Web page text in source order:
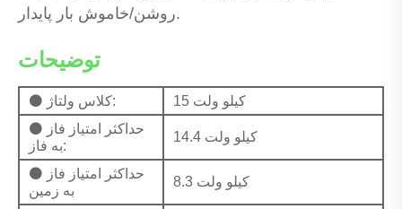
روشن/خاموش بار پایدار.
توضیحات
⚫ کلاس ولتاژ:
15 کیلو ولت
⚫ حداکثر امتیاز فاز
به فاز:
14.4 کیلو ولت
⚫ حداکثر امتیاز فاز
به زمین
8.3 کیلو ولت